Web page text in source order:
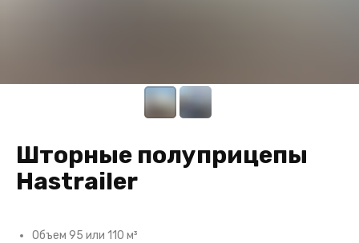
Шторные полуприцепы
Hastrailer
Объем 95 или 110 м³